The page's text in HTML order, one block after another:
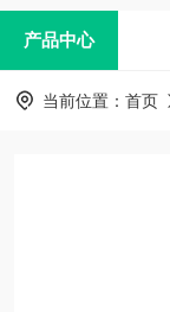
产品中心
当前位置： 首页